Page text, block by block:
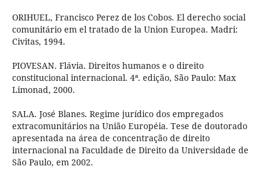
ORIHUEL, Francisco Perez de los Cobos. El derecho social
comunitário em el tratado de la Union Europea. Madri:
Civitas, 1994.
PIOVESAN. Flávia. Direitos humanos e o direito
constitucional internacional. 4ª. edição, São Paulo: Max
Limonad, 2000.
SALA. José Blanes. Regime jurídico dos empregados
extracomunitários na União Européia. Tese de doutorado
apresentada na área de concentração de direito
internacional na Faculdade de Direito da Universidade de
São Paulo, em 2002.